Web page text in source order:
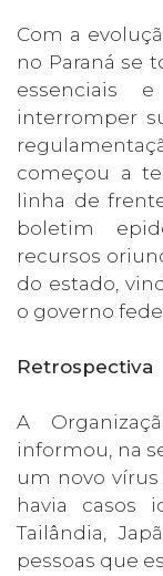
Com a
no Paraná se
essenciais
interromper
começou a
linha de
boletim
recursos
do estado,
o governo
Retrospectiva
A
informou, na
um novo
havia casos
Tailândia,
pessoas que